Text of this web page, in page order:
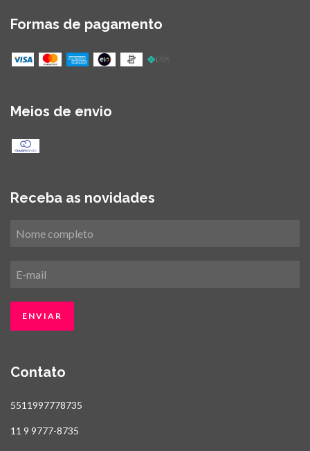
Formas de pagamento
Meios de envio
Receba as novidades
Contato
5511997778735
11 9 9777-8735